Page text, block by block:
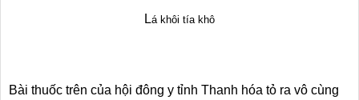
Lákhôi tíakhô
Bài thuốc trên của hội đông y tỉnh Thanh hóa tỏ ra vô cùng